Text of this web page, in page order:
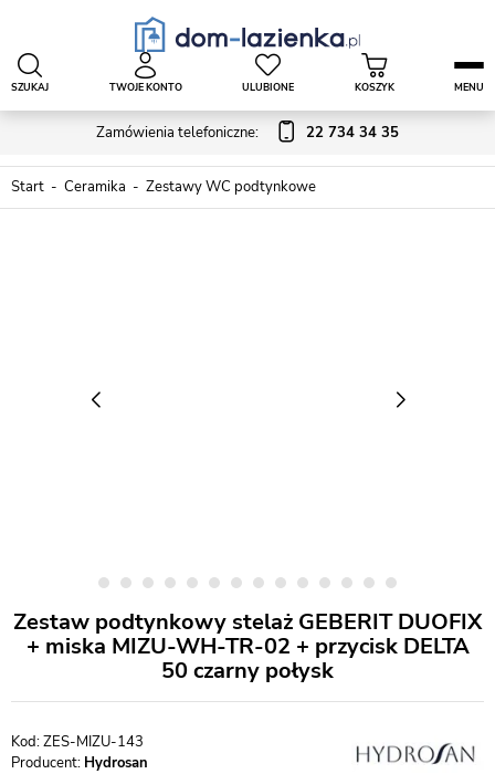
Zamówienia telefoniczne: 22 734 34 35
SZUKAJ TWOJE KONTO ULUBIONE KOSZYK MENU
Start Ceramika Zestawy WC podtynkowe
Zestaw podtynkowy stelaż GEBERIT DUOFIX
+ miska MIZU-WH-TR-02 + przycisk DELTA
50 czarny połysk
ZES-MIZU-143
Producent: Hydrosan